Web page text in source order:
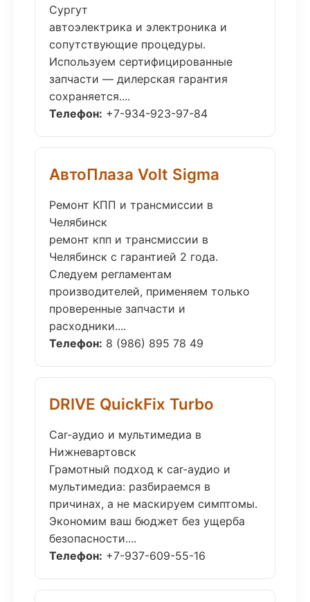
Сургут
автоэлектрика и электроника и
сопутствующие процедуры.
Используем сертифицированные
запчасти — дилерская гарантия
сохраняется....
Телефон: +7-934-923-97-84
АвтоПлаза Volt Sigma
Ремонт КПП и трансмиссии в
Челябинск
ремонт кпп и трансмиссии в
Челябинск с гарантией 2 года.
Следуем регламентам
производителей, применяем только
проверенные запчасти и
расходники....
Телефон: 8 (986) 895 78 49
DRIVE QuickFix Turbo
Car-аудио и мультимедиа в
Нижневартовск
Грамотный подход к car-аудио и
мультимедиа: разбираемся в
причинах, а не маскируем симптомы.
Экономим ваш бюджет без ущерба
безопасности....
Телефон: +7-937-609-55-16